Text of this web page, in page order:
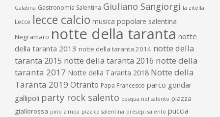
Galatina Gastronomia Salentina Giuliano Sangiorgi la zitella
Lecce lecce calcio musica popolare salentina
Negramaro notte della taranta notte
della taranta 2013 notte della taranta 2014 notte della
taranta 2015 notte della taranta 2016 notte della
taranta 2017 Notte della Taranta 2018 Notte della
Taranta 2019 Otranto Papa Francesco parco gondar
gallipoli party rock salento pasqua nel salento piazza
giallorossa pino zimba pizzica salentina presepi salento puccia